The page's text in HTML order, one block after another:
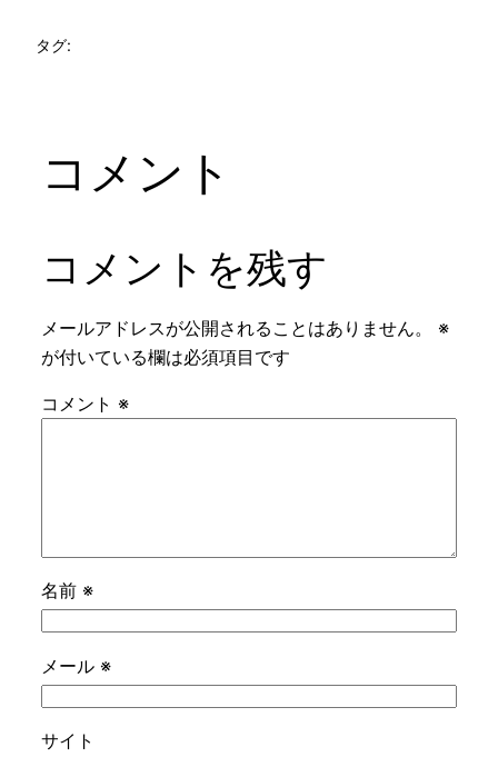
タグ:
コメント
コメントを残す
メールアドレスが公開されることはありません。
※
が付いている欄は必須項目です
コメント ※
名前 ※
メール ※
サイト